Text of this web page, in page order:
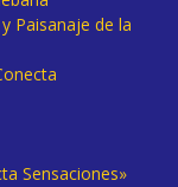
Paisanaje de la
Sensaciones»